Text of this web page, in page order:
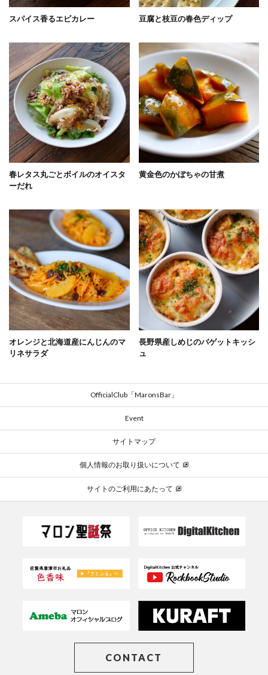
スパイス香るエビカレー 豆腐と枝豆の春色ディップ
春レタス丸ごとボイルのオイスタ
ーだれ
黄金色のかぼちゃの甘煮
オレンジと北海道産にんじんのマ
リネサラダ
長野県産しめじのバゲットキッシ
ュ
OfficialClub「MaronsBar」
Event
サイトマップ
個人情報のお取り扱いについて
サイトのご利用にあたって
CONTACT